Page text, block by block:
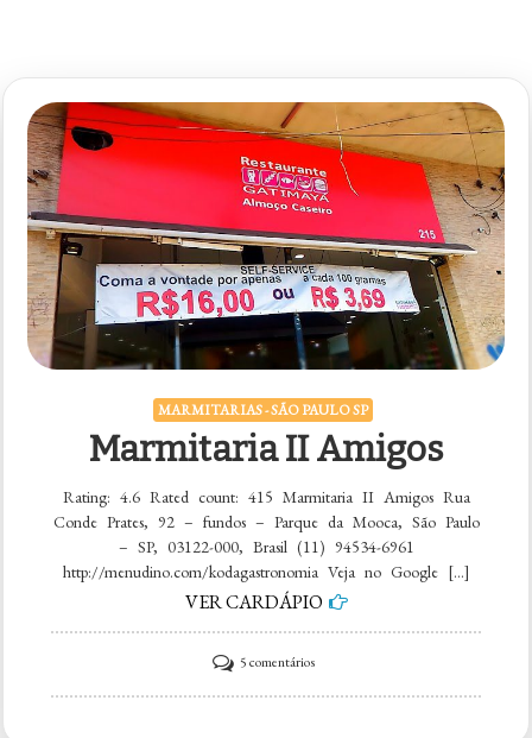
MARMITARIAS - SÃO PAULO SP
Marmitaria II Amigos
Rating: 4.6 Rated count: 415 Marmitaria II Amigos Rua
Conde Prates, 92 – fundos – Parque da Mooca, São Paulo
– SP, 03122-000, Brasil (11) 94534-6961
http://menudino.com/kodagastronomia Veja no Google […]
VER CARDÁPIO
5 comentáriosem
Marmitaria